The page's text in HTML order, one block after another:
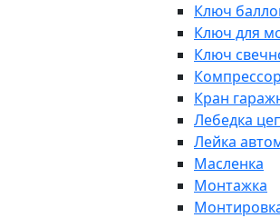
Ключ
Ключ для
Ключ
Кран
Лебедка
Лейка
Масленка
Монтажка